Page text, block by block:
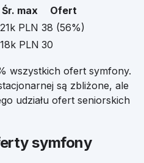
Śr. max
Ofert
21k PLN 38 (56%)
18k PLN 30
wszystkich ofert symfony.
są zbliżone, ale
udziału ofert seniorskich
symfony